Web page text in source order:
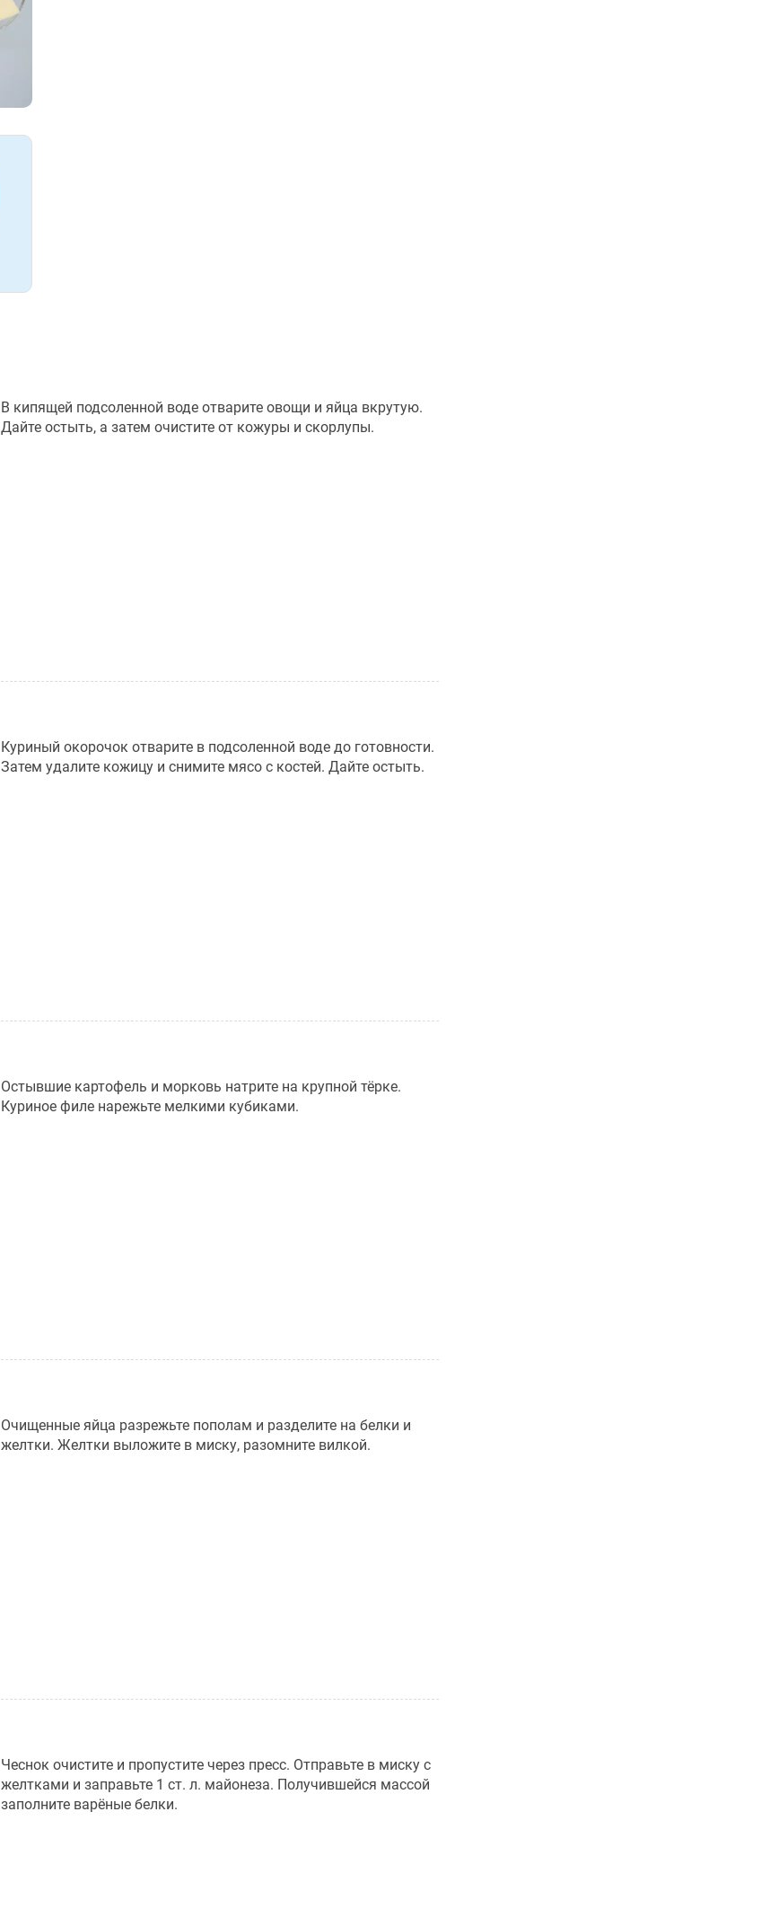
В кипящей подсоленной воде отварите овощи и яйца вкрутую.
Дайте остыть, а затем очистите от кожуры и скорлупы.
Куриный окорочок отварите в подсоленной воде до готовности.
Затем удалите кожицу и снимите мясо с костей. Дайте остыть.
Остывшие картофель и морковь натрите на крупной тёрке.
Куриное филе нарежьте мелкими кубиками.
Очищенные яйца разрежьте пополам и разделите на белки и
желтки. Желтки выложите в миску, разомните вилкой.
Чеснок очистите и пропустите через пресс. Отправьте в миску с
желтками и заправьте 1 ст. л. майонеза. Получившейся массой
заполните варёные белки.